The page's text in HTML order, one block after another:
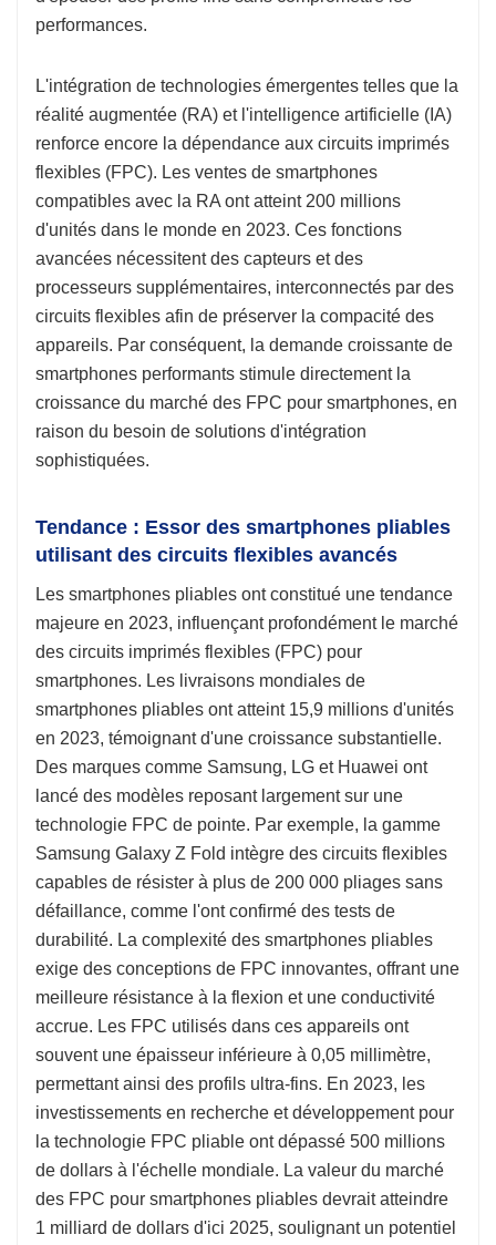
performances.
L'intégration de technologies émergentes telles que la
réalité augmentée (RA) et l'intelligence artificielle (IA)
renforce encore la dépendance aux circuits imprimés
flexibles (FPC). Les ventes de smartphones
compatibles avec la RA ont atteint 200 millions
d'unités dans le monde en 2023. Ces fonctions
avancées nécessitent des capteurs et des
processeurs supplémentaires, interconnectés par des
circuits flexibles afin de préserver la compacité des
appareils. Par conséquent, la demande croissante de
smartphones performants stimule directement la
croissance du marché des FPC pour smartphones, en
raison du besoin de solutions d'intégration
sophistiquées.
Tendance : Essor des smartphones pliables
utilisant des circuits flexibles avancés
Les smartphones pliables ont constitué une tendance
majeure en 2023, influençant profondément le marché
des circuits imprimés flexibles (FPC) pour
smartphones. Les livraisons mondiales de
smartphones pliables ont atteint 15,9 millions d'unités
en 2023, témoignant d'une croissance substantielle.
Des marques comme Samsung, LG et Huawei ont
lancé des modèles reposant largement sur une
technologie FPC de pointe. Par exemple, la gamme
Samsung Galaxy Z Fold intègre des circuits flexibles
capables de résister à plus de 200 000 pliages sans
défaillance, comme l'ont confirmé des tests de
durabilité. La complexité des smartphones pliables
exige des conceptions de FPC innovantes, offrant une
meilleure résistance à la flexion et une conductivité
accrue. Les FPC utilisés dans ces appareils ont
souvent une épaisseur inférieure à 0,05 millimètre,
permettant ainsi des profils ultra-fins. En 2023, les
investissements en recherche et développement pour
la technologie FPC pliable ont dépassé 500 millions
de dollars à l'échelle mondiale. La valeur du marché
des FPC pour smartphones pliables devrait atteindre
1 milliard de dollars d'ici 2025, soulignant un potentiel